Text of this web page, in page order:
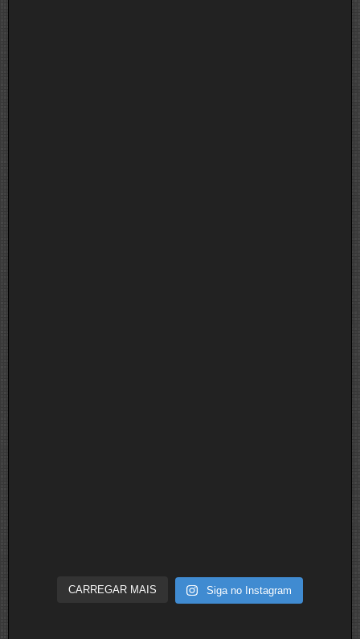
CARREGAR MAIS Siga no Instagram